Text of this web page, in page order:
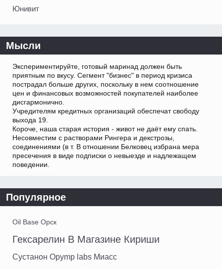
Юнивит
Мысли
Экспериментируйте, готовый маринад должен быть
приятным по вкусу. Сегмент "бизнес" в период кризиса
пострадал больше других, поскольку в нем соотношение
цен и финансовых возможностей покупателей наиболее
дисгармонично.
Учредителям кредитных организаций обеспечат свободу
выхода 19.
Короче, наша старая история - живот не даёт ему спать.
Несовместим с растворами Рингера и декстрозы,
соединениями (в т. В отношении Белковец избрана мера
пресечения в виде подписки о невыезде и надлежащем
поведении.
Популярное
Oil Base Орск
Гексарелин В Магазине Кириши
Сустанон Opymp labs Миасс